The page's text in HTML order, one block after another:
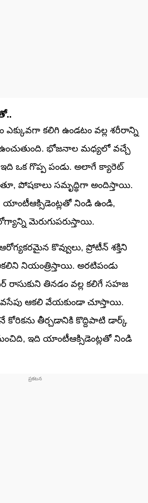
కలిగి ఉండటం వల్ల శరీరాన్ని
భోజనాల మధ్యలో వచ్చే
ఒక గొప్ప పండు. అలాగే క్యారెట్
పోషకాలు సమృద్ధిగా అందిస్తాయి.
యాంటీఆక్సిడెంట్లతో నిండి ఉండి,
మెరుగుపరుస్తాయి.
కొవ్వులు, ప్రోటీన్ శక్తిని
నియంత్రిస్తాయి. అరటిపండు
రాసుకుని తినడం వల్ల కలిగే సహజ
ఆకలి వేయకుండా చూస్తాయి.
తీర్చడానికి కొద్దిపాటి డార్క్
ఇది యాంటీఆక్సిడెంట్లతో నిండి